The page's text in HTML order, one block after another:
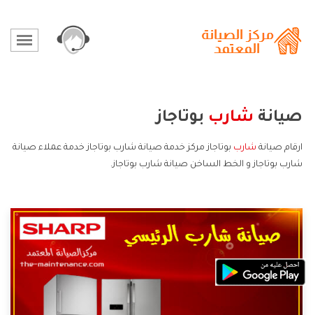
صيانة شارب بوتاجاز
ارقام صيانة شارب بوتاجاز مركز خدمة صيانة شارب بوتاجاز خدمة عملاء صيانة
شارب بوتاجاز و الخط الساخن صيانة شارب بوتاجاز.